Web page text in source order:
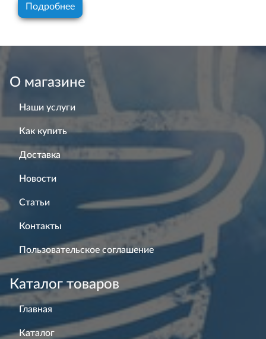
Подробнее
О магазине
Наши услуги
Как купить
Доставка
Новости
Статьи
Контакты
Пользовательское соглашение
Каталог товаров
Главная
Каталог